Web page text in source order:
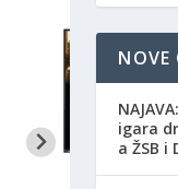
NOVE
igara
a ŽSB